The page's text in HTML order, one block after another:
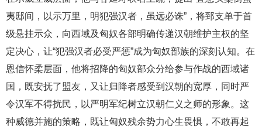
夷邸间，以示万里，明犯强汉者，虽远必诛”，将郅支单于首
级悬挂示众，向西域及匈奴各部明确传递汉朝维护主权的坚
定决心，让“犯强汉者必受严惩”成为匈奴部族的深刻认知。在
恩信怀柔层面，他将招降的匈奴部众分给参与作战的西域诸
国，既安抚了盟友，又让归降者感受到汉朝的宽厚，同时严
令汉军不得扰民，以严明军纪树立汉朝仁义之师的形象。这
种威德并施的策略，既让匈奴残余势力心生畏惧，不敢再起